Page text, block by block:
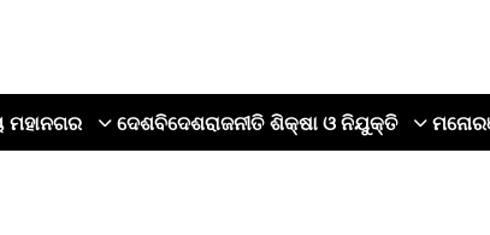
ମହାନଗର ଦେଶବିଦେଶରାଜନୀତି ଶିକ୍ଷା ଓ ନିଯୁକ୍ତି